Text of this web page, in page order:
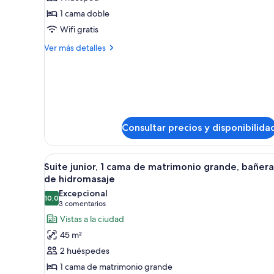
Habitación
individual
1 cama doble
Wifi gratis
Ver más detalles
Más
Consultar precios y
Abrir
todas
las
fotos
de
Suite
junior,
1
Una habitación de hotel con
5
Suite junior, 1 cama de matrimonio grande, bañera
de hidromasaje
10,010,0 de 10
Excepcional
3 comentarios
(3 comentarios)
Vistas a la ciudad
45 m²
2 huéspedes
1 cama de matrimonio grande